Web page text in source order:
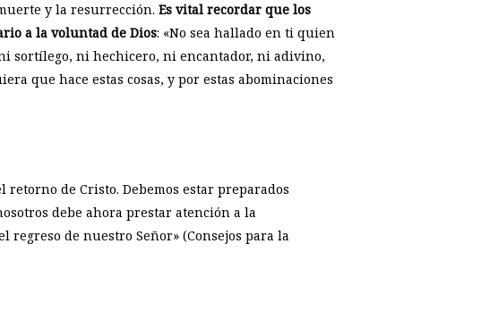
y la resurrección. Es vital recordar que los
a la voluntad de Dios: «No sea hallado en ti quien
sortílego, ni hechicero, ni encantador, ni adivino,
que hace estas cosas, y por estas abominaciones
de Cristo. Debemos estar preparados
debe ahora prestar atención a la
regreso de nuestro Señor» (Consejos para la